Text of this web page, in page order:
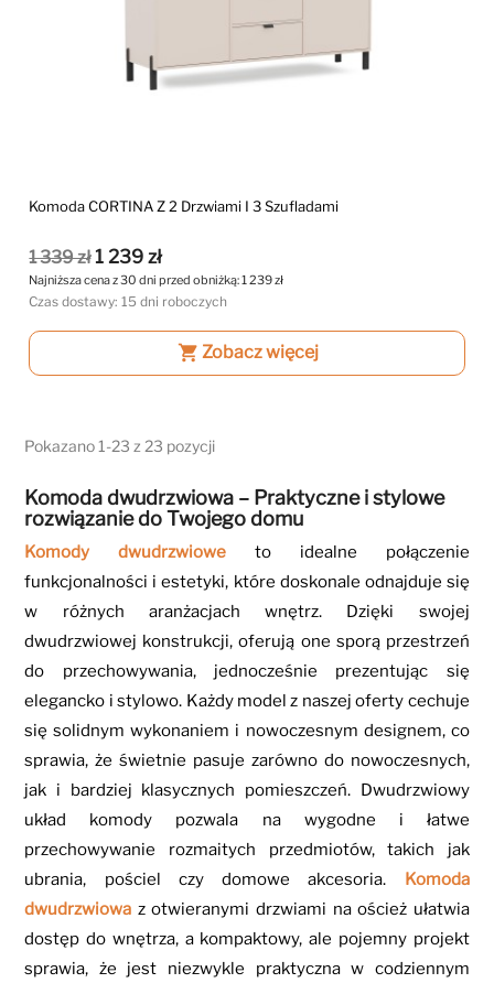
Komoda CORTINA Z 2 Drzwiami I 3 Szufladami
1 339 zł 1 239 zł
Najniższa cena z 30 dni przed obniżką:1 239 zł
Czas dostawy: 15 dni roboczych
shopping_cart Zobacz więcej
Pokazano 1-23 z 23 pozycji
Komoda dwudrzwiowa – Praktyczne i stylowe
rozwiązanie do Twojego domu
Komody dwudrzwiowe to idealne połączenie
funkcjonalności i estetyki, które doskonale odnajduje się
w różnych aranżacjach wnętrz. Dzięki swojej
dwudrzwiowej konstrukcji, oferują one sporą przestrzeń
do przechowywania, jednocześnie prezentując się
elegancko i stylowo. Każdy model z naszej oferty cechuje
się solidnym wykonaniem i nowoczesnym designem, co
sprawia, że świetnie pasuje zarówno do nowoczesnych,
jak i bardziej klasycznych pomieszczeń. Dwudrzwiowy
układ komody pozwala na wygodne i łatwe
przechowywanie rozmaitych przedmiotów, takich jak
ubrania, pościel czy domowe akcesoria. Komoda
dwudrzwiowa z otwieranymi drzwiami na oścież ułatwia
dostęp do wnętrza, a kompaktowy, ale pojemny projekt
sprawia, że jest niezwykle praktyczna w codziennym